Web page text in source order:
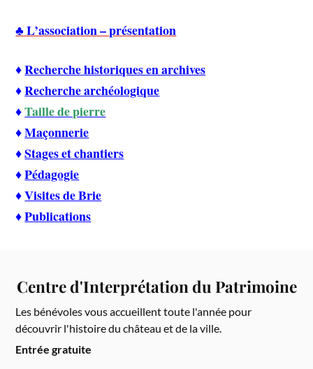
♣ L’association – présentation
♦Recherche historiques en archives
♦Recherche archéologique
♦Taille de pierre
♦Maçonnerie
♦Stages et chantiers
♦Pédagogie
♦Visites de Brie
♦Publications
Centre d'Interprétation du Patrimoine
Les bénévoles vous accueillent toute l'année pour
découvrir l'histoire du château et de la ville.
Entrée gratuite